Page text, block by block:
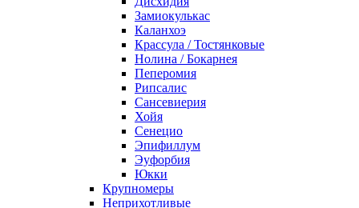
Замиокулькас
Каланхоэ
Крассула / Тостянковые
Нолина / Бокарнея
Пеперомия
Рипсалис
Сансевиерия
Хойя
Сенецио
Эпифиллум
Эуфорбия
Юкки
Крупномеры
Неприхотливые